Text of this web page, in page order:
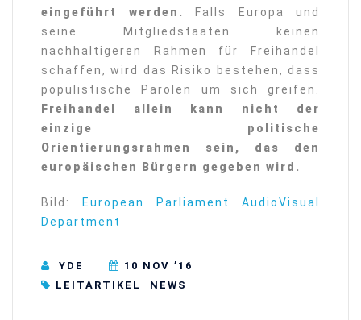
eingeführt werden.
Falls Europa und
seine Mitgliedstaaten keinen
nachhaltigeren Rahmen für Freihandel
schaffen, wird das Risiko bestehen, dass
populistische Parolen um sich greifen.
Freihandel allein kann nicht der
einzige politische
Orientierungsrahmen sein, das den
europäischen Bürgern gegeben wird.
Bild:
European Parliament AudioVisual
Department
YDE
10 NOV ’16
LEITARTIKEL
NEWS